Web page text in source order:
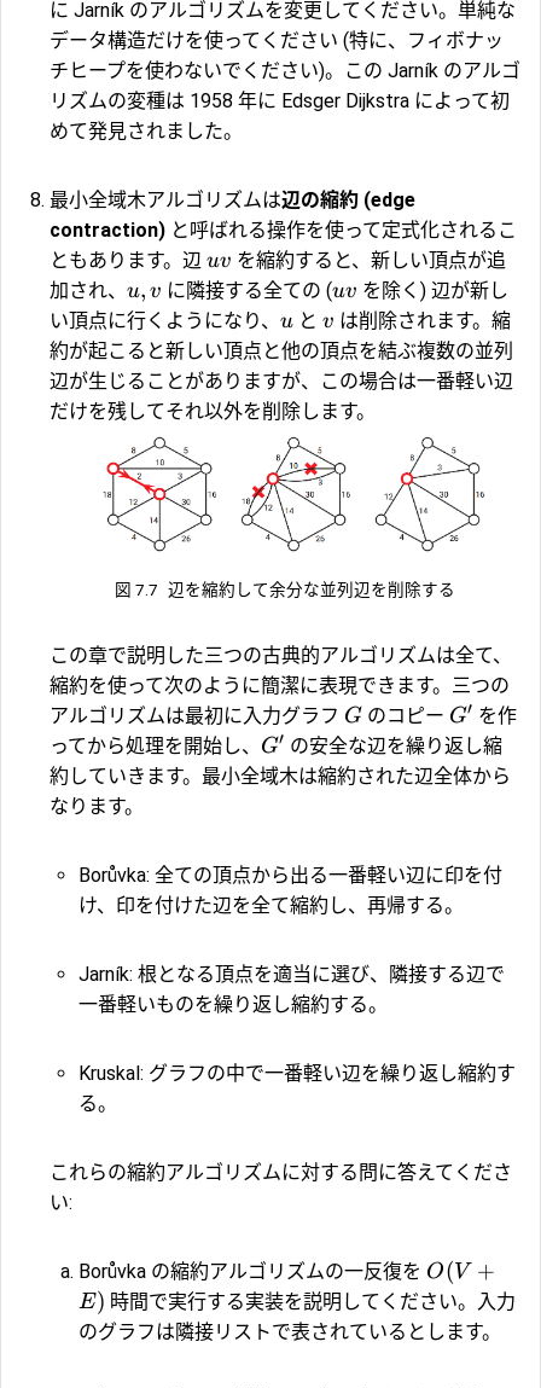
に Jarník のアルゴリズムを変更してください。単純な
データ構造だけを使ってください (特に、フィボナッ
チヒープを使わないでください)。この Jarník のアルゴ
リズムの変種は 1958 年に Edsger Dijkstra によって初
めて発見されました。
最小全域木アルゴリズムは辺の縮約 (edge
contraction) と呼ばれる操作を使って定式化されるこ
ともあります。辺 uv を縮約すると、新しい頂点が追
加され、 u, v に隣接する全ての (uv を除く) 辺が新し
い頂点に行くようになり、 u と v は削除されます。縮
約が起こると新しい頂点と他の頂点を結ぶ複数の並列
辺が生じることがありますが、この場合は一番軽い辺
だけを残してそれ以外を削除します。
図 7.7 辺を縮約して余分な並列辺を削除する
この章で説明した三つの古典的アルゴリズムは全て、
縮約を使って次のように簡潔に表現できます。三つの
アルゴリズムは最初に入力グラフ G のコピー G′ を作
ってから処理を開始し、 G′ の安全な辺を繰り返し縮
約していきます。最小全域木は縮約された辺全体から
なります。
Borůvka: 全ての頂点から出る一番軽い辺に印を付
け、印を付けた辺を全て縮約し、再帰する。
Jarník: 根となる頂点を適当に選び、隣接する辺で
一番軽いものを繰り返し縮約する。
Kruskal: グラフの中で一番軽い辺を繰り返し縮約す
る。
これらの縮約アルゴリズムに対する問に答えてくださ
い:
Borůvka の縮約アルゴリズムの一反復を O(V +
E) 時間で実行する実装を説明してください。入力
のグラフは隣接リストで表されているとします。